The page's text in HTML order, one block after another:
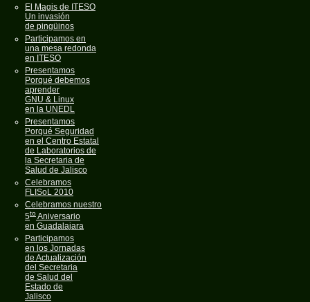
El Magis de ITESO
Un invasión
de pingüinos
Participamos en
una mesa redonda
en ITESO
Presentamos
Porqué debemos
aprender
GNU & Linux
en la UNEDL
Presentamos
Porqué Seguridad
en el Centro Estatal
de Laboratorios de
la Secretaria de
Salud de Jalisco
Celebramos
FLISoL 2010
Celebramos nuestro
5toAniversario
en Guadalajara
Participamos
en los Jornadas
de Actualización
del Secretaria
de Salud del
Estado de
Jalisco